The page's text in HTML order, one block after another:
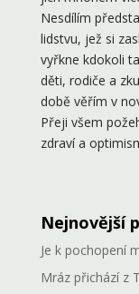
Nesdílím
lidstvu, jež si
vyřkne kdokoli
děti, rodiče a
době věřím v
Přeji všem
zdraví a
Nejnovější
Je k pochopení
Mráz přichází z